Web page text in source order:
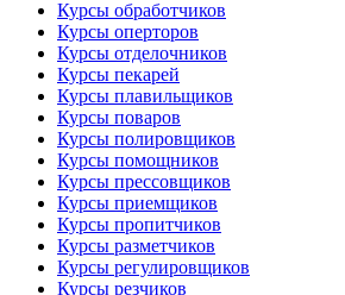
Курсы обработчиков
Курсы оперторов
Курсы отделочников
Курсы пекарей
Курсы плавильщиков
Курсы поваров
Курсы полировщиков
Курсы помощников
Курсы прессовщиков
Курсы приемщиков
Курсы пропитчиков
Курсы разметчиков
Курсы регулировщиков
Курсы резчиков